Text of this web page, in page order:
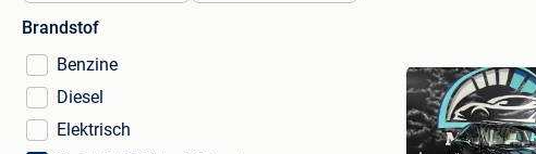
Brandstof
Benzine
Diesel
Elektrisch